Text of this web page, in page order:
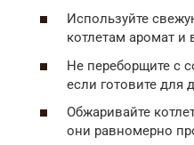
Используйте
котлетам аромат и
Не переборщите с
если готовите для
Обжаривайте
они равномерно